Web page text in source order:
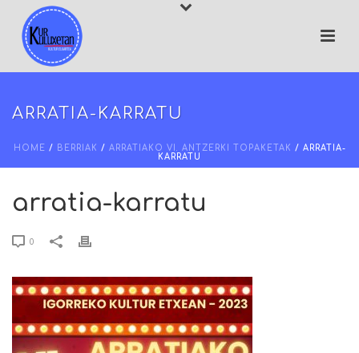
ARRATIA-KARRATU
HOME / BERRIAK / ARRATIAKO VI. ANTZERKI TOPAKETAK / ARRATIA-
KARRATU
arratia-karratu
0